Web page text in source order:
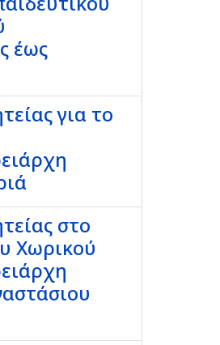
έως
για το
στο
Χωρικού